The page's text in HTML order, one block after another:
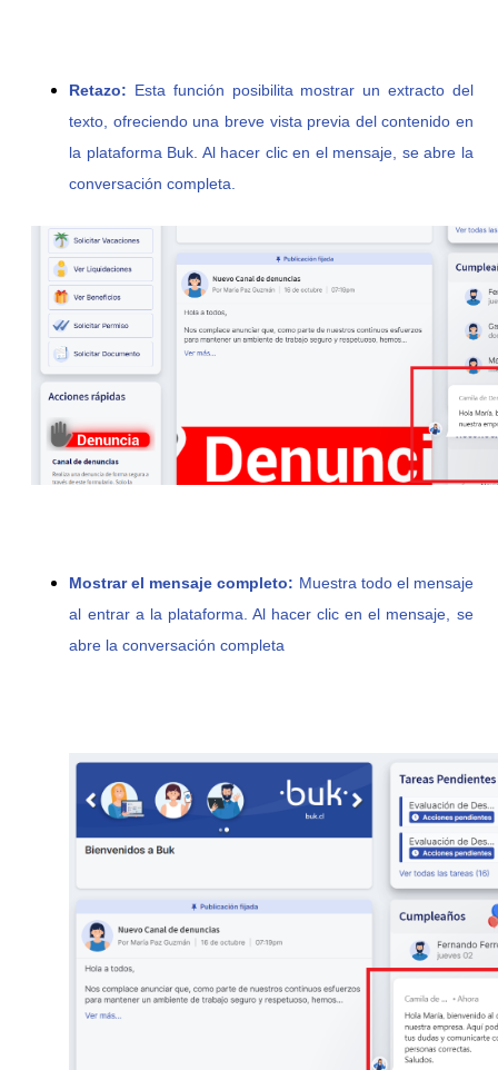
Retazo: Esta función posibilita mostrar un extracto del
texto, ofreciendo una breve vista previa del contenido en
la plataforma Buk. Al hacer clic en el mensaje, se abre la
conversación completa.
Mostrar el mensaje completo: Muestra todo el mensaje
al entrar a la plataforma. Al hacer clic en el mensaje, se
abre la conversación completa